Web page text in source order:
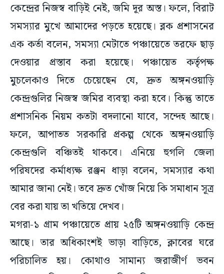
কেন্দ্রের নিজস্ব বাড়িই নেই, জমি দূর অস্ত। ফলে, বিরাট
সমস্যার মুখে আমাদের পড়তে হয়েছে। ব্লক প্রশাসনের
এক কর্তা বলেন, সমস্যা মেটাতে পঞ্চায়েতে তরফে ছাড়
দেওয়ার প্রস্তাব করা হয়েছে। পঞ্চায়েত কর্তৃপক্ষ
মুচলেকাও দিতে চেয়েছেন যে, দ্রুত অঙ্গনওয়াড়ি
কেন্দ্রগুলির নিজস্ব জমির ব্যবস্থা করা হবে। কিন্তু তাতে
প্রশাসনিক নিয়ম কতটা বদলানো যাবে, সন্দেহ আছে।
ফলে, আপাতত সরকারি প্রকল্প থেকে অঙ্গনওয়াড়ি
কেন্দ্রগুলি বঞ্চিতই থাকবে। এনিয়ে হুগলি জেলা
পরিষদের কর্মাধ্যক্ষ রঞ্জন ধাড়া বলেন, সমস্যার কথা
আমার জানা নেই। তবে দ্রুত খোঁজ নিয়ে কি সমাধান সূত্র
বের করা যায় তা খতিয়ে দেখব।
মগরা-১ গ্রাম পঞ্চায়েতে প্রায় ২৫টি অঙ্গনওয়াড়ি কেন্দ্র
আছে। তার অধিকাংশই ভাড়া বাড়িতে, ক্লাবের ঘরে
পরিচালিত হয়। কোথাও সামান্য জরাজীর্ণ ভবন